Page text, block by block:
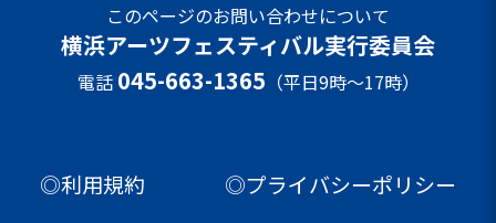
このページのお問い合わせについて
横浜アーツフェスティバル実行委員会
電話 045-663-1365 （平日9時～17時）
◎利用規約 ◎プライバシーポリシー